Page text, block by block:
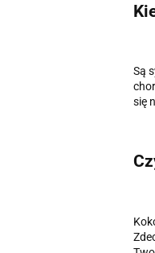
Są
się